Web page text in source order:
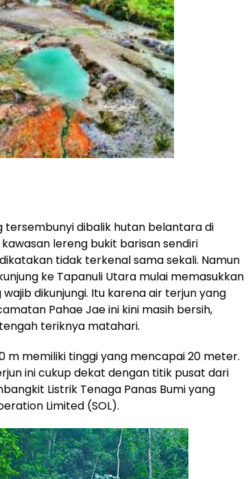
tersembunyi dibalik hutan belantara di
lereng bukit barisan sendiri
tidak terkenal sama sekali. Namun
ke Tapanuli Utara mulai memasukkan
dikunjungi. Itu karena air terjun yang
Pahae Jae ini kini masih bersih,
teriknya matahari.
memiliki tinggi yang mencapai 20 meter.
ini cukup dekat dengan titik pusat dari
Listrik Tenaga Panas Bumi yang
Limited (SOL).